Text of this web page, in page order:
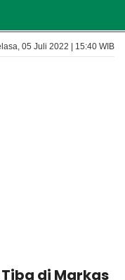
05 Juli 2022 | 15:40 WIB
di Markas